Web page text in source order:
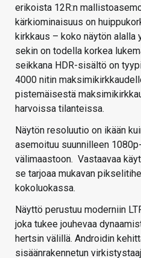
erikoista 12R:n
kärkiominaisuus on
kirkkaus – koko näytön alalla
sekin on todella korkea
seikkana HDR-sisältö on
4000 nitin
pistemäisestä
harvoissa tilanteissa.
Näytön resoluutio on ikään
asemoituu suunnilleen
välimaastoon. Vastaavaa
se tarjoaa mukavan
kokoluokassa.
Näyttö perustuu moderniin
joka tukee jouhevaa
hertsin välillä. Androidin
sisäänrakennetun